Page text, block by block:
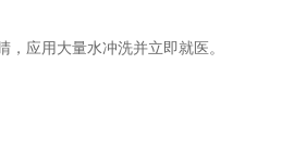
应用大量水冲洗并立即就医。